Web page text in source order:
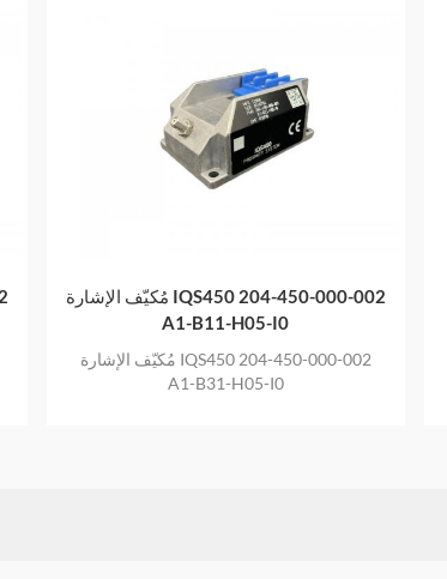
مُكيّف الإشارة IQS450 204-450-000-002
A1-B11-H05-I0
مُكيّف الإشارة IQS450 204-450-000-002
A1-B31-H05-I0